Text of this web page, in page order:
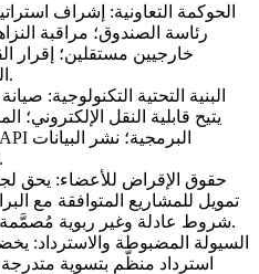
الحوكمة التعاونية: إشراف
رئاسة الصندوق؛ مراقبة
خارجيين مستقلين؛ إقرار
التصويت للأعضاء الحاكمين.
البنية التحتية
يتيح قابلية النقل الإلكتروني؛
المفتوحة لتعزيز المساءلة.
حقوق الإقراض للأعضاء: يحق
تمويل للمشاريع المتوافقة مع
شروط عادلة وغير ربوية مُصمَّمة لضمان استدامة الصندوق.
السيولة المضبوطة والاسترداد:
استرداد منظّم بتسوية